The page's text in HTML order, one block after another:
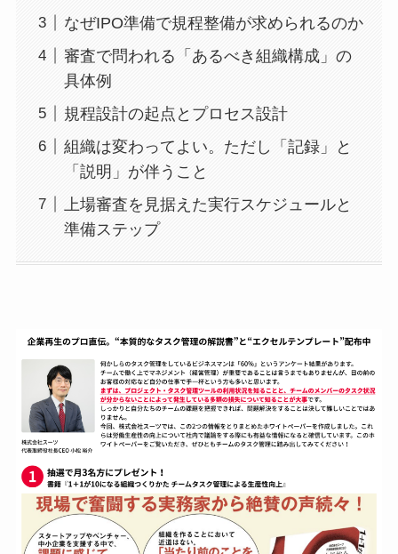
なぜIPO準備で規程整備が求められるのか
審査で問われる「あるべき組織構成」の
具体例
規程設計の起点とプロセス設計
組織は変わってよい。ただし「記録」と
「説明」が伴うこと
上場審査を見据えた実行スケジュールと
準備ステップ